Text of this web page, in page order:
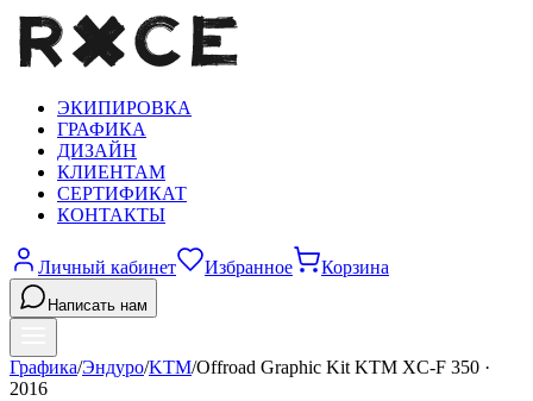
ЭКИПИРОВКА
ГРАФИКА
ДИЗАЙН
КЛИЕНТАМ
СЕРТИФИКАТ
КОНТАКТЫ
Личный кабинет Избранное Корзина
Написать нам
Графика/Эндуро/KTM/Offroad Graphic Kit KTM XC-F 350 ·
2016